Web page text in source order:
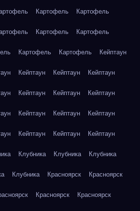
Картофель Картофель
Картофель Картофель
Картофель Картофель Кейптаун
Кейптаун Кейптаун Кейптаун
Кейптаун Кейптаун Кейптаун
Кейптаун Кейптаун Кейптаун
Кейптаун Кейптаун Кейптаун
Клубника Клубника Клубника
Клубника Красноярск Красноярск
Красноярск Красноярск